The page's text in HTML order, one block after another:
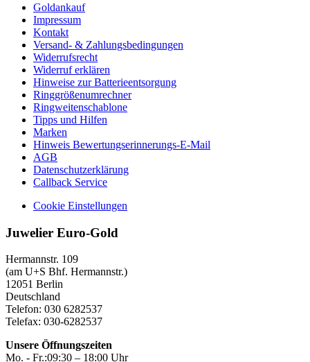
Goldankauf
Impressum
Kontakt
Versand- & Zahlungsbedingungen
Widerrufsrecht
Widerruf erklären
Hinweise zur Batterieentsorgung
Ringgrößenumrechner
Ringweitenschablone
Tipps und Hilfen
Marken
Hinweis Bewertungserinnerungs-E-Mail
AGB
Datenschutzerklärung
Callback Service
Cookie Einstellungen
Juwelier Euro-Gold
Hermannstr. 109
(am U+S Bhf. Hermannstr.)
12051 Berlin
Deutschland
Telefon: 030 6282537
Telefax: 030-6282537
Unsere Öffnungszeiten
Mo. - Fr.:09:30 – 18:00 Uhr